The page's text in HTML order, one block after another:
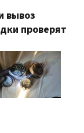
вывоз
проверят